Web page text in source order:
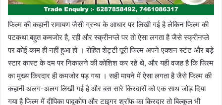
फिल्म की कहानी रामायण जैसी ग्रन्थ के आधार पर लिखी गई है लेकिन फिल्म की
पटकथा बहुत कमजोर है, रही और स्क्रीनप्ले पर तो ऐसा लगता है जैसे स्क्रीनप्ले
पर कोई काम ही नहीं हुआ हो । रोहित शेट्टी पूरी फिल्म अपने एक्शन स्टंट और बड़े
स्टार कास्ट के दम पर निकालने की कोशिश कर रहे थे, और यही वजह है कि फिल्म
का मुख्य किरदार ही कमजोर पड़ गया । सही मायने में ऐसा लगता है जैसे फिल्म की
कहानी अलग-अलग लिखी गई है और बस सारे किरदारों को एक साथ जोड़ दिया
गया है फिल्म में दीपिका पादुकोण और टाइगर श्रॉफ का किरदार तो बिल्कुल भी